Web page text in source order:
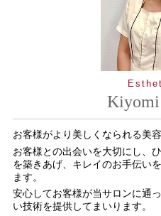
お客様がより美しくなられる美
お客様との出会いを大切にし、
を築きあげ、キレイのお手伝い
ます。
安心してお客様が当サロンに通
い技術を提供してまいります。